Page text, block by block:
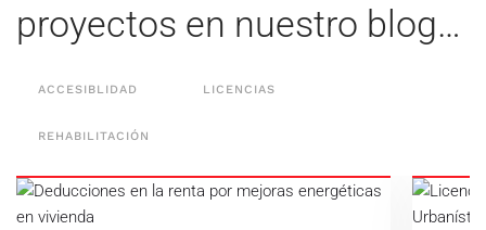
proyectos en nuestro blog…
ACCESIBLIDAD LICENCIAS
REHABILITACIÓN